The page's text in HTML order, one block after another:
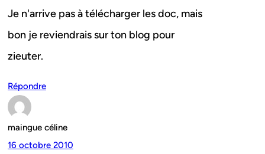
Je n'arrive pas à télécharger les doc, mais
bon je reviendrais sur ton blog pour
zieuter.
Répondre
maingue céline
16 octobre 2010